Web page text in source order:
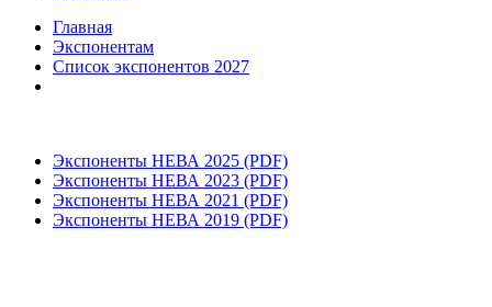
Главная
Экспонентам
Список экспонентов 2027
Экспоненты НЕВА 2025 (PDF)
Экспоненты НЕВА 2023 (PDF)
Экспоненты НЕВА 2021 (PDF)
Экспоненты НЕВА 2019 (PDF)